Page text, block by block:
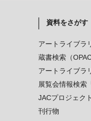
資料をさがす
アートライブラ
蔵書検索（OPAC
アートライブラ
展覧会情報検索
JACプロジェクト
刊行物